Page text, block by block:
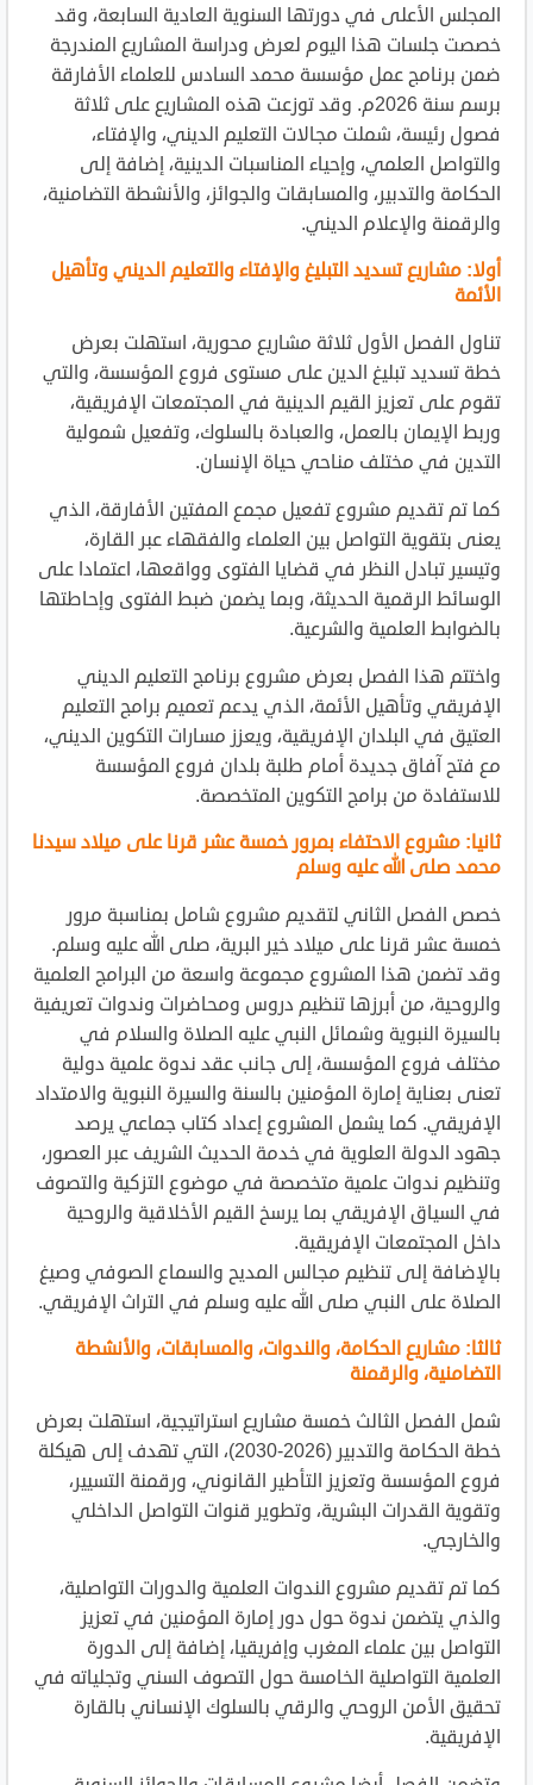
المجلس الأعلى في دورتها السنوية العادية السابعة، وقد
خصصت جلسات هذا اليوم لعرض ودراسة المشاريع المندرجة
ضمن برنامج عمل مؤسسة محمد السادس للعلماء الأفارقة
برسم سنة 2026م. وقد توزعت هذه المشاريع على ثلاثة
فصول رئيسة، شملت مجالات التعليم الديني، والإفتاء،
والتواصل العلمي، وإحياء المناسبات الدينية، إضافة إلى
الحكامة والتدبير، والمسابقات والجوائز، والأنشطة التضامنية،
والرقمنة والإعلام الديني.
أولا: مشاريع تسديد التبليغ والإفتاء والتعليم الديني وتأهيل
الأئمة
تناول الفصل الأول ثلاثة مشاريع محورية، استهلت بعرض
خطة تسديد تبليغ الدين على مستوى فروع المؤسسة، والتي
تقوم على تعزيز القيم الدينية في المجتمعات الإفريقية،
وربط الإيمان بالعمل، والعبادة بالسلوك، وتفعيل شمولية
التدين في مختلف مناحي حياة الإنسان.
كما تم تقديم مشروع تفعيل مجمع المفتين الأفارقة، الذي
يعنى بتقوية التواصل بين العلماء والفقهاء عبر القارة،
وتيسير تبادل النظر في قضايا الفتوى وواقعها، اعتمادا على
الوسائط الرقمية الحديثة، وبما يضمن ضبط الفتوى وإحاطتها
بالضوابط العلمية والشرعية.
واختتم هذا الفصل بعرض مشروع برنامج التعليم الديني
الإفريقي وتأهيل الأئمة، الذي يدعم تعميم برامج التعليم
العتيق في البلدان الإفريقية، ويعزز مسارات التكوين الديني،
مع فتح آفاق جديدة أمام طلبة بلدان فروع المؤسسة
للاستفادة من برامج التكوين المتخصصة.
ثانيا: مشروع الاحتفاء بمرور خمسة عشر قرنا على ميلاد سيدنا
محمد صلى الله عليه وسلم
خصص الفصل الثاني لتقديم مشروع شامل بمناسبة مرور
خمسة عشر قرنا على ميلاد خير البرية، صلى الله عليه وسلم.
وقد تضمن هذا المشروع مجموعة واسعة من البرامج العلمية
والروحية، من أبرزها تنظيم دروس ومحاضرات وندوات تعريفية
بالسيرة النبوية وشمائل النبي عليه الصلاة والسلام في
مختلف فروع المؤسسة، إلى جانب عقد ندوة علمية دولية
تعنى بعناية إمارة المؤمنين بالسنة والسيرة النبوية والامتداد
الإفريقي. كما يشمل المشروع إعداد كتاب جماعي يرصد
جهود الدولة العلوية في خدمة الحديث الشريف عبر العصور،
وتنظيم ندوات علمية متخصصة في موضوع التزكية والتصوف
في السياق الإفريقي بما يرسخ القيم الأخلاقية والروحية
داخل المجتمعات الإفريقية.
بالإضافة إلى تنظيم مجالس المديح والسماع الصوفي وصيغ
الصلاة على النبي صلى الله عليه وسلم في التراث الإفريقي.
ثالثا: مشاريع الحكامة، والندوات، والمسابقات، والأنشطة
التضامنية، والرقمنة
شمل الفصل الثالث خمسة مشاريع استراتيجية، استهلت بعرض
خطة الحكامة والتدبير (2026-2030)، التي تهدف إلى هيكلة
فروع المؤسسة وتعزيز التأطير القانوني، ورقمنة التسيير،
وتقوية القدرات البشرية، وتطوير قنوات التواصل الداخلي
والخارجي.
كما تم تقديم مشروع الندوات العلمية والدورات التواصلية،
والذي يتضمن ندوة حول دور إمارة المؤمنين في تعزيز
التواصل بين علماء المغرب وإفريقيا، إضافة إلى الدورة
العلمية التواصلية الخامسة حول التصوف السني وتجلياته في
تحقيق الأمن الروحي والرقي بالسلوك الإنساني بالقارة
الإفريقية.